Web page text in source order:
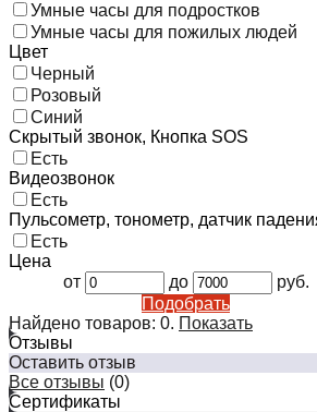
Умные часы для подростков
Умные часы для пожилых людей
Цвет
Черный
Розовый
Синий
Скрытый звонок, Кнопка SOS
Есть
Видеозвонок
Есть
Пульсометр, тонометр, датчик
Есть
Цена
от
до
руб.
Подобрать
Найдено товаров: 0. Показать
Отзывы
Оставить отзыв
Все отзывы (0)
Сертификаты